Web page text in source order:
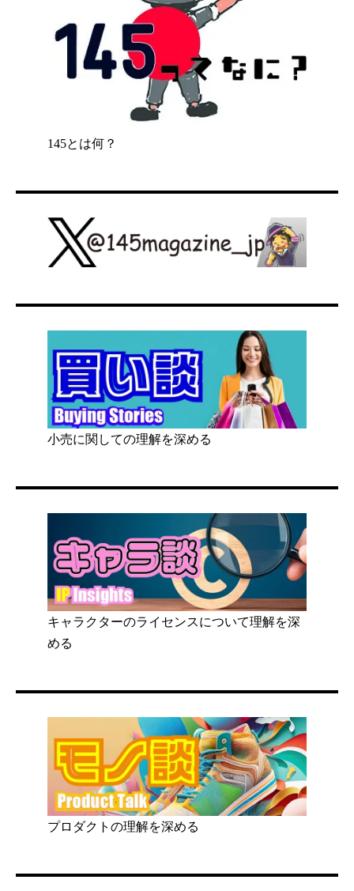
145とは何？
小売に関しての理解を深める
キャラクターのライセンスについて理解を深
める
プロダクトの理解を深める